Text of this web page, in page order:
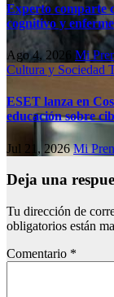
Experto comparte
cognitivo у
Ago 4, 2026 Mi
Cultura y Sociedad
ESET lanza en
educación sobre
Jul 21, 2026Mi
Deja una
Tu dirección de
obligatorios están
Comentario *